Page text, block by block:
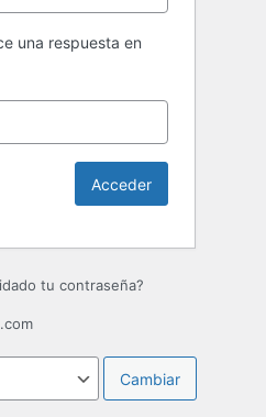
una respuesta en
tu contraseña?